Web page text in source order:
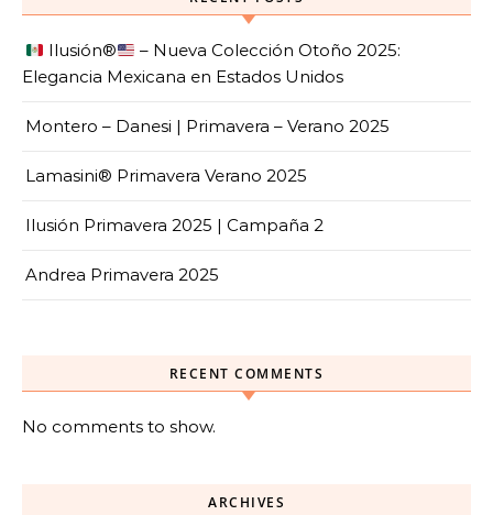
Ilusión®️
– Nueva Colección Otoño 2025:
Elegancia Mexicana en Estados Unidos
Montero – Danesi | Primavera – Verano 2025
Lamasini® Primavera Verano 2025
Ilusión Primavera 2025 | Campaña 2
Andrea Primavera 2025
RECENT COMMENTS
No comments to show.
ARCHIVES